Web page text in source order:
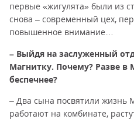
первые «жигулята» были из
снова – современный цех,
повышенное внимание…
– Выйдя на заслуженный
Магнитку. Почему? Разве в
беспечнее?
– Два сына посвятили жизнь
работают на комбинате,